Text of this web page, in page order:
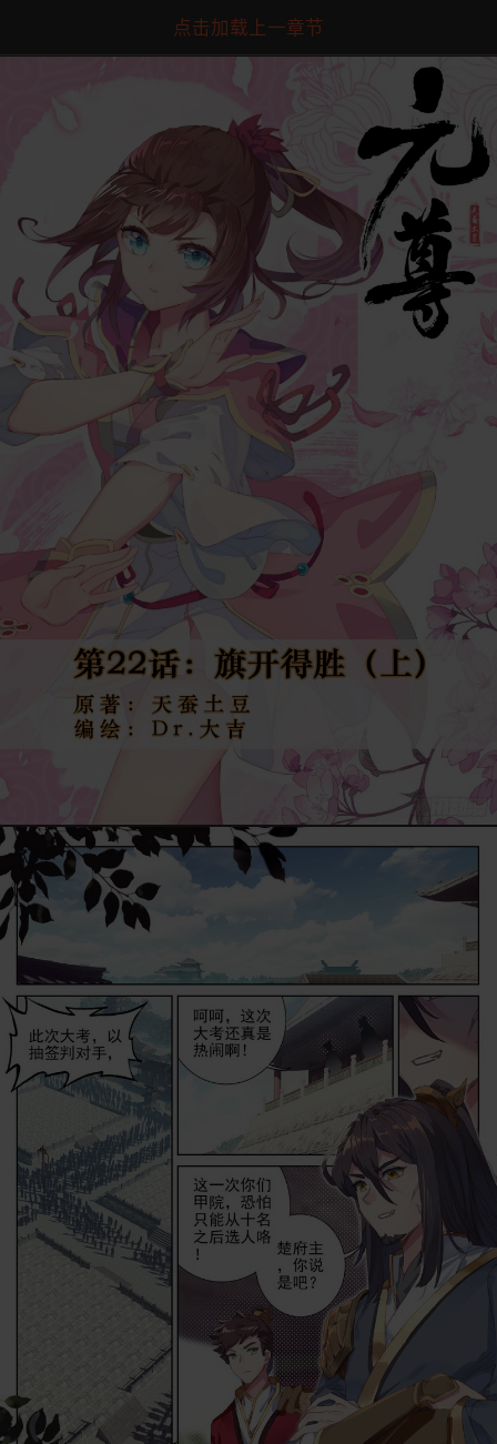
点击加载上一章节